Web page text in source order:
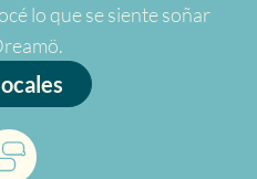
lo que se siente soñar